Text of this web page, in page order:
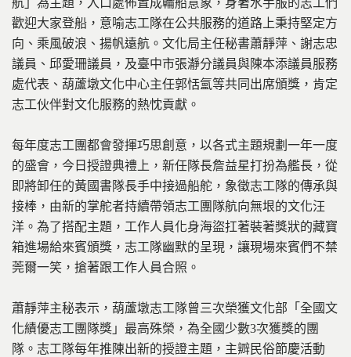
航」為主題，入口處佈置成輪船意象，身著水手服的志工們
歡迎大家登船，意喻志工隊在公共服務的道路上秉持堅定方
向、乘風破浪、揚帆遠航。文化局主任秘書蕭靜萍、謝志忠
議員、邱愛珊議員，及臺中市張瀞分議員與陳本添議員服務
處代表、葫蘆墩文化中心主任郭恬氳等共同出席頒獎，肯定
志工伙伴對文化服務的熱忱貢獻。
每年度志工團都會發揮巧思創意，以各式主題規劃一年一度
的盛會，今日授證典禮上，新任隊長詹益星打扮為艦長，從
即將卸任的黃國書隊長手中接過船舵，象徵志工隊的傳承與
接棒，由新的掌舵者持續帶領志工團隊航向無垠的文化汪
洋。為了搭配主題，工作人員化身海盜扛著裝著獎狀的藏寶
箱進場給來賓頒獎，志工隊幽默的呈現，讓現場來賓們不禁
莞爾一笑，搶著跟工作人員合照。
蕭靜萍主秘表示，葫蘆墩志工隊曾三次榮獲文化部「全國文
化績優志工團隊獎」最高殊榮，為全國少數3次獲獎的團
隊。志工隊每年推陳出新的授證主題，主辧民俗節慶活動